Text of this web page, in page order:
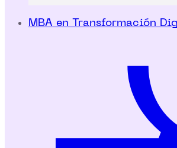
MBA en Transformación